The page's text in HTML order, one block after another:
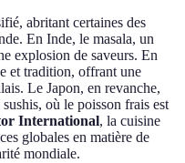
abritant certaines des
En Inde, le masala, un
explosion de saveurs. En
et tradition, offrant une
Le Japon, en revanche,
où le poisson frais est
International, la cuisine
globales en matière de
mondiale.